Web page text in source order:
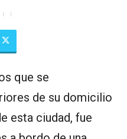
que se
de su domicilio
esta ciudad, fue